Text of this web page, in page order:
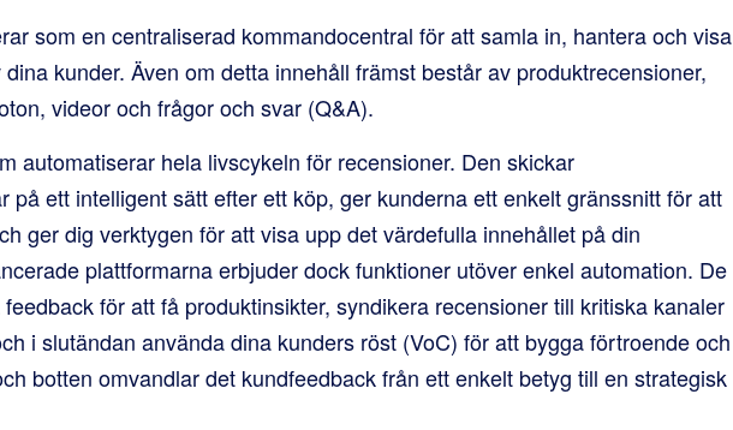
som en centraliserad kommandocentral för att samla in, hantera och visa
kunder. Även om detta innehåll främst består av produktrecensioner,
videor och frågor och svar (Q&A).
automatiserar hela livscykeln för recensioner. Den skickar
på ett intelligent sätt efter ett köp, ger kunderna ett enkelt gränssnitt för att
ger dig verktygen för att visa upp det värdefulla innehållet på din
plattformarna erbjuder dock funktioner utöver enkel automation. De
för att få produktinsikter, syndikera recensioner till kritiska kanaler
i slutändan använda dina kunders röst (VoC) för att bygga förtroende och
botten omvandlar det kundfeedback från ett enkelt betyg till en strategisk